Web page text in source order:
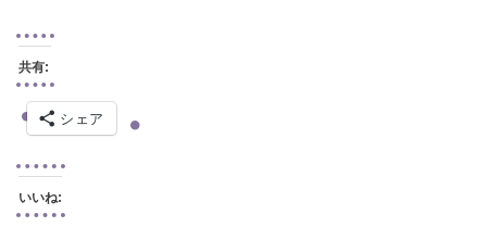
共有:
シェア
いいね: